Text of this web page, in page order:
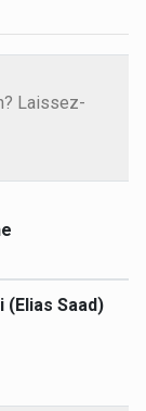
Laissez-
(Elias Saad)